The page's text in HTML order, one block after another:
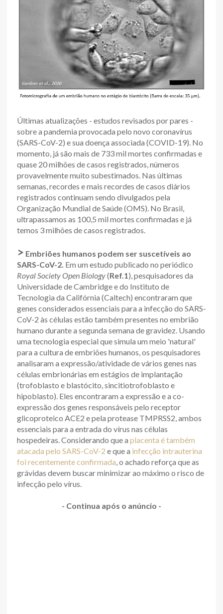
Últimas atualizações - estudos revisados por pares -
sobre a pandemia provocada pelo novo coronavírus
(SARS-CoV-2) e sua doença associada (COVID-19). No
momento, já são mais de 733 mil mortes confirmadas e
quase 20 milhões de casos registrados, números
provavelmente muito subestimados. Nas últimas
semanas, recordes e mais recordes de casos diários
registrados continuam sendo divulgados pela
Organização Mundial de Saúde (OMS). No Brasil,
ultrapassamos as 100,5 mil mortes confirmadas e já
temos 3 milhões de casos registrados.
> Embriões humanos podem ser suscetíveis ao
SARS-CoV-2. Em um estudo publicado no periódico
Royal Society Open Biology(Ref.1), pesquisadores da
Universidade de Cambridge e do Instituto de
Tecnologia da Califórnia (Caltech) encontraram que
genes considerados essenciais para a infecção do SARS-
CoV-2 às células estão também presentes no embrião
humano durante a segunda semana de gravidez. Usando
uma tecnologia especial que simula um meio 'natural'
para a cultura de embriões humanos, os pesquisadores
analisaram a expressão/atividade de vários genes nas
células embrionárias em estágios de implantação
(trofoblasto e blastócito, sincitiotrofoblasto e
hipoblasto). Eles encontraram a expressão e a co-
expressão dos genes responsáveis pelo receptor
glicoproteico ACE2 e pela protease TMPRSS2, ambos
essenciais para a entrada do vírus nas células
hospedeiras. Considerando que a placenta é também
atacada pelo SARS-CoV-2 e que a infecção intrauterina
foi recentemente confirmada, o achado reforça que as
grávidas devem buscar minimizar ao máximo o risco de
infecção pelo vírus.
- Continua após o anúncio -